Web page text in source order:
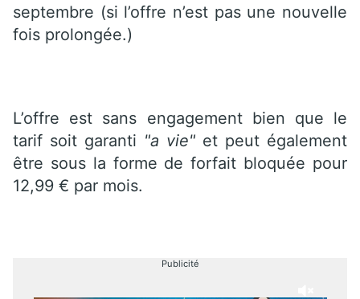
septembre (si l’offre n’est pas une nouvelle
fois prolongée.)
L’offre est sans engagement bien que le
tarif soit garanti "a vie" et peut également
être sous la forme de forfait bloquée pour
12,99 € par mois.
Publicité